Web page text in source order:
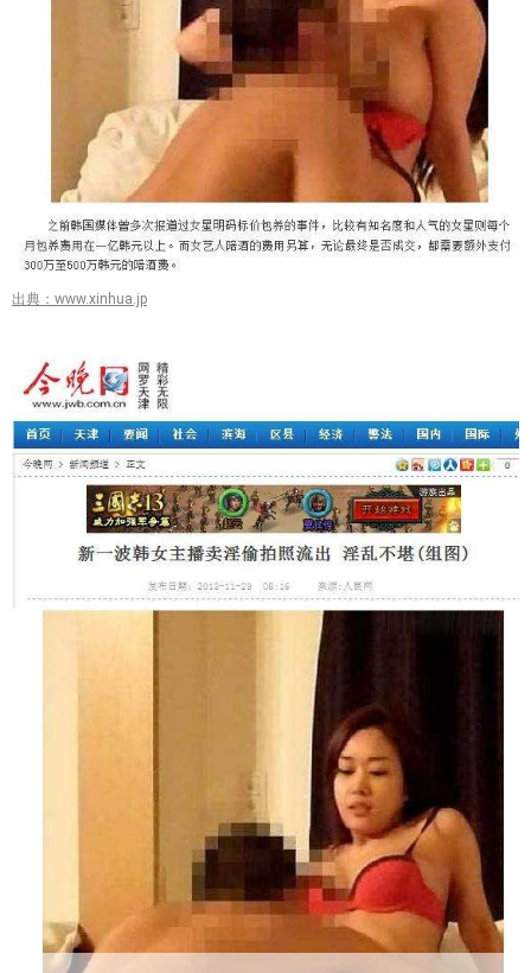
出典：www.xinhua.jp